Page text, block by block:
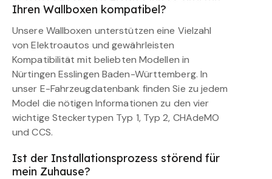
Ihren Wallboxen kompatibel?
Unsere Wallboxen unterstützen eine Vielzahl
von Elektroautos und gewährleisten
Kompatibilität mit beliebten Modellen in
Nürtingen Esslingen Baden-Württemberg. In
unser E-Fahrzeugdatenbank finden Sie zu jedem
Model die nötigen Informationen zu den vier
wichtige Steckertypen Typ 1, Typ 2, CHAdeMO
und CCS.
Ist der Installationsprozess störend für
mein Zuhause?